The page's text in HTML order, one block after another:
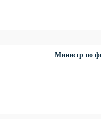
Министр по